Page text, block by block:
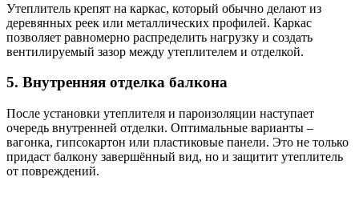
Утеплитель крепят на каркас, который обычно делают из
деревянных реек или металлических профилей. Каркас
позволяет равномерно распределить нагрузку и создать
вентилируемый зазор между утеплителем и отделкой.
5. Внутренняя отделка балкона
После установки утеплителя и пароизоляции наступает
очередь внутренней отделки. Оптимальные варианты –
вагонка, гипсокартон или пластиковые панели. Это не только
придаст балкону завершённый вид, но и защитит утеплитель
от повреждений.